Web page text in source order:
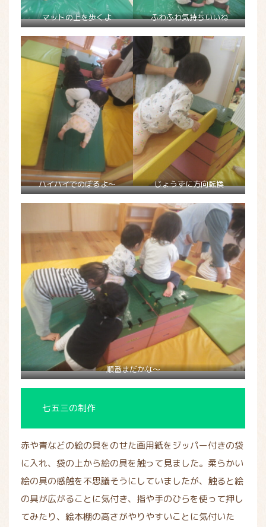
マットの上を歩くよ ふわふわ気持ちいいね
ハイハイでのぼるよ～ じょうずに方向転換
順番まだかな～
七五三の制作
赤や青などの絵の具をのせた画用紙をジッパー付きの袋
に入れ、袋の上から絵の具を触って見ました。柔らかい
絵の具の感触を不思議そうにしていましたが、触ると絵
の具が広がることに気付き、指や手のひらを使って押し
てみたり、絵本棚の高さがやりやすいことに気付いた